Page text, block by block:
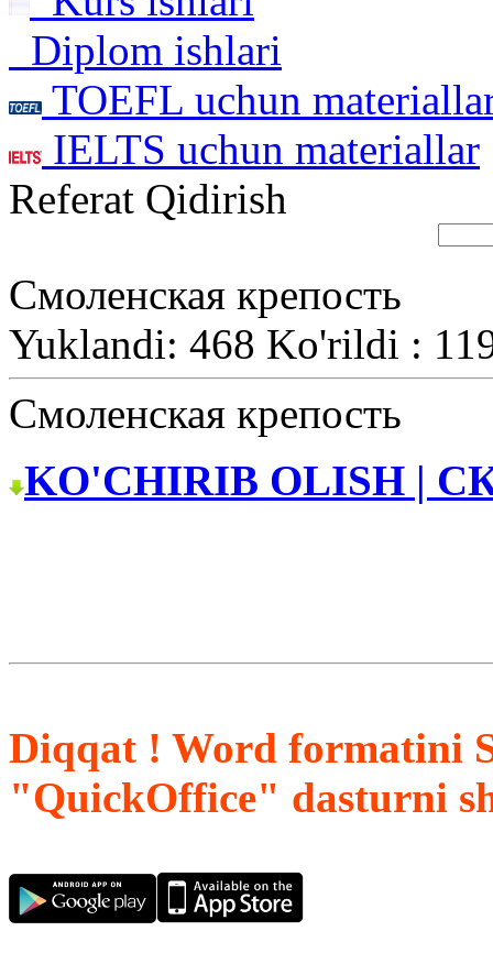
Diplom ishlari
TOEFL uchun
IELTS uchun materiallar
Referat Qidirish
Смоленская крепость
Yuklandi: 468 Ko'rildi :
Смоленская крепость
KO'CHIRIB OLISH |
Diqqat ! Word formatini
"QuickOffice" dasturni